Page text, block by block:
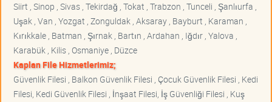
Siirt , Sinop , Sivas , Tekirdağ , Tokat , Trabzon , Tunceli , Şanlıurfa ,
Uşak , Van , Yozgat , Zonguldak , Aksaray , Bayburt , Karaman ,
Kırıkkale , Batman , Şırnak , Bartın , Ardahan , Iğdır , Yalova ,
Karabük , Kilis , Osmaniye , Düzce
Kaplan File Hizmetlerimiz;
Güvenlik Filesi , Balkon Güvenlik Filesi , Çocuk Güvenlik Filesi , Kedi
Filesi, Kedi Güvenlik Filesi , İnşaat Filesi, İş Güvenliği Filesi , Kuş